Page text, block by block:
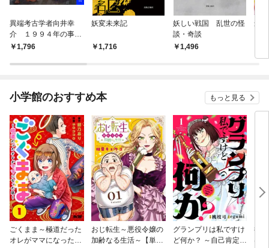
異端考古学者向井幸
介 １９９４年の事件
簿1,796
妖変未来記
1,716
妖しい戦国 乱世の怪
談・奇談
1,496
最
小学館のおすすめ本 もっと見る
ごくまま～極道だった
オレがママになった話
おじ転生～悪役令嬢の
加齢なる生活～【単
グランプリは私ですけ
ど何か？ ～自己肯定モ
後
は